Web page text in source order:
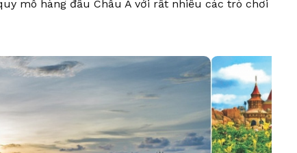
mô hàng đầu Châu Á với rất nhiều các trò chơi